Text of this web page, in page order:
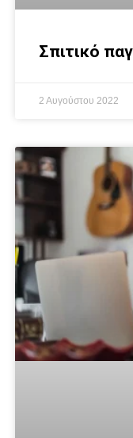
Σπιτικό
2 Αυγούστου 2022